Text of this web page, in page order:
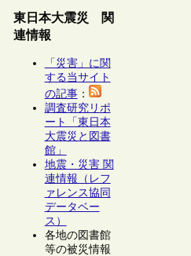
東日本大震災 関
連情報
「災害」に関
する当サイト
の記事：
調査研究リポ
ート「東日本
大震災と図書
館」
地震・災害 関
連情報（レフ
ァレンス協同
データベー
ス）
各地の図書館
等の被災情報